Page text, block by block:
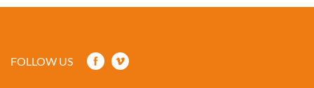
FOLLOW US